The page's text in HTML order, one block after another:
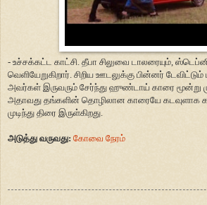
- உச்சக்கட்ட காட்சி. தீபா சிலுவை டாலரையும்,
வெளியேறுகிறார். சிறிய ஊடலுக்கு பின்னர்
அவர்கள் இருவரும் சேர்ந்து ஹுண்டாய் காரை மூன்று
அதாவது தங்களின் தொழிலான காரையே கடவுளாக
முடிந்து திரை இருள்கிறது.
அடுத்து வருவது: கோவை நேரம்